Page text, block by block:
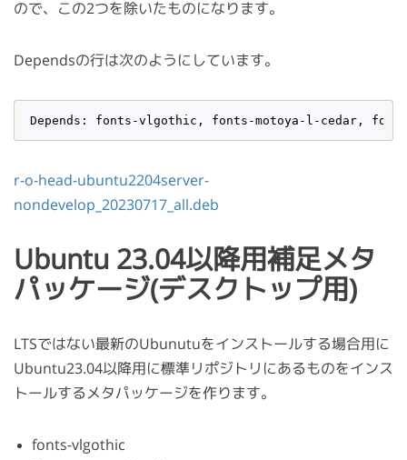
ので、この2つを除いたものになります。
Dependsの行は次のようにしています。
Depends: fonts-vlgothic, fonts-motoya -l -cedar,
r-o-head-ubuntu2204server-
nondevelop_20230717_all.deb
Ubuntu 23.04以降用補足メタ
パッケージ(デスクトップ用)
LTSではない最新のUbunutuをインストールする場合用に
Ubuntu23.04以降用に標準リポジトリにあるものをインス
トールするメタパッケージを作ります。
fonts-vlgothic